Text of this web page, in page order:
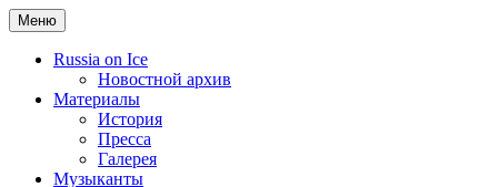
Меню
Russia on Ice
Новостной архив
Материалы
История
Пресса
Галерея
Музыканты